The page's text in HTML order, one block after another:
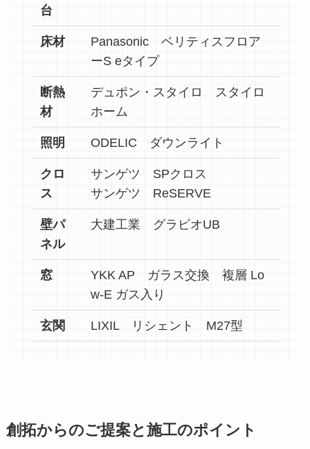
台
床材
Panasonic ベリティスフロア
ーS eタイプ
断熱
材
デュポン・スタイロ スタイロ
ホーム
照明 ODELIC ダウンライト
クロ
ス
サンゲツ SPクロス
サンゲツ ReSERVE
壁パ
ネル
大建工業 グラビオUB
窓
YKK AP ガラス交換 複層 Lo
w-E ガス入り
玄関 LIXIL リシェント M27型
創拓からのご提案と施工のポイント